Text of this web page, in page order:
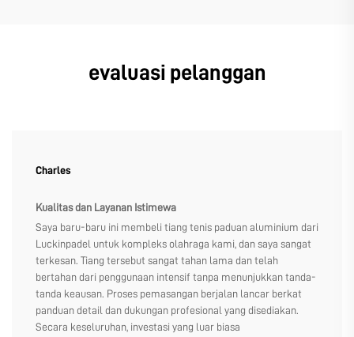
evaluasi pelanggan
Charles
Kualitas dan Layanan Istimewa
Saya baru-baru ini membeli tiang tenis paduan aluminium dari
Luckinpadel untuk kompleks olahraga kami, dan saya sangat
terkesan. Tiang tersebut sangat tahan lama dan telah
bertahan dari penggunaan intensif tanpa menunjukkan tanda-
tanda keausan. Proses pemasangan berjalan lancar berkat
panduan detail dan dukungan profesional yang disediakan.
Secara keseluruhan, investasi yang luar biasa